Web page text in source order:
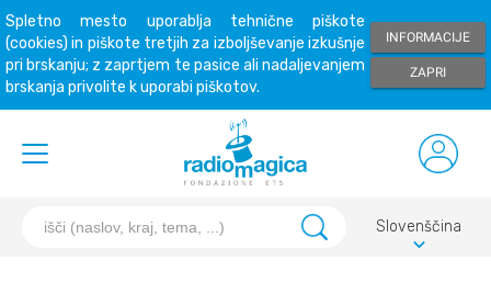
Spletno mesto uporablja tehnične piškote
(cookies) in piškote tretjih za izboljševanje izkušnje
pri brskanju; z zaprtjem te pasice ali nadaljevanjem
brskanja privolite k uporabi piškotov.
INFORMACIJE
ZAPRI
Slovenščina
keyboard_arrow_down